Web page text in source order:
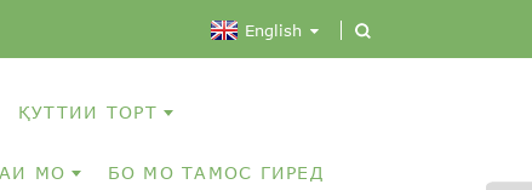
English
ҚУТТИИ ТОРТ
МО БО МО ТАМОС ГИРЕД